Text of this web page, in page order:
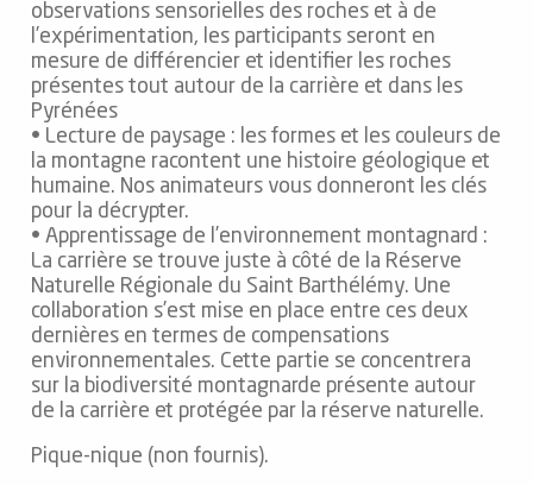
observations sensorielles des roches et à de
l’expérimentation, les participants seront en
mesure de différencier et identifier les roches
présentes tout autour de la carrière et dans les
Pyrénées
• Lecture de paysage : les formes et les couleurs de
la montagne racontent une histoire géologique et
humaine. Nos animateurs vous donneront les clés
pour la décrypter.
• Apprentissage de l’environnement montagnard :
La carrière se trouve juste à côté de la Réserve
Naturelle Régionale du Saint Barthélémy. Une
collaboration s’est mise en place entre ces deux
dernières en termes de compensations
environnementales. Cette partie se concentrera
sur la biodiversité montagnarde présente autour
de la carrière et protégée par la réserve naturelle.
Pique-nique (non fournis).